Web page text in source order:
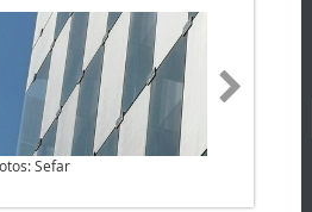
Sefar